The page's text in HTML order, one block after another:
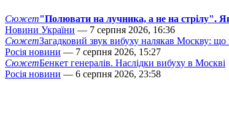
Сюжет"Полювати на лучника, а не на стрілу".
Новини України — 7 серпня 2026, 16:36
СюжетЗагадковий звук вибуху налякав Москву: що
Росія новини — 7 серпня 2026, 15:27
СюжетБенкет генералів. Наслідки вибуху в Москві
Росія новини — 6 серпня 2026, 23:58